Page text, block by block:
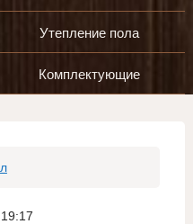
Утепление пола
Комплектующие